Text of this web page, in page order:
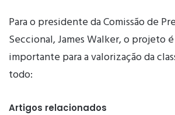
Para o presidente da Comissão de
Seccional, James Walker, o projeto
importante para a valorização da
todo:
Artigos relacionados